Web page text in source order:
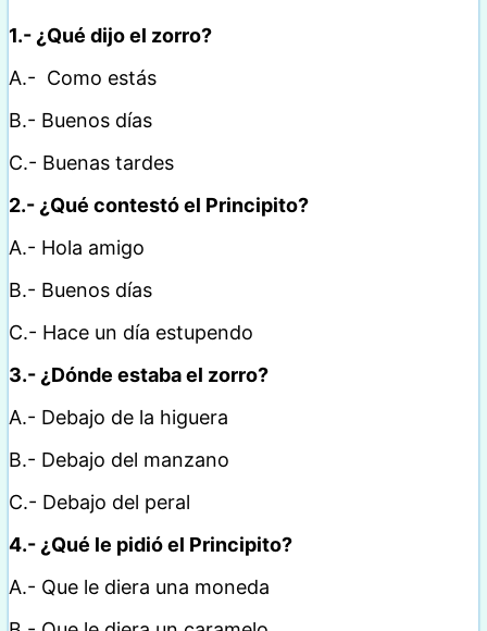
1.- ¿Qué dijo el zorro?
A.- Como estás
B.- Buenos días
C.- Buenas tardes
2.- ¿Qué contestó el Principito?
A.- Hola amigo
B.- Buenos días
C.- Hace un día estupendo
3.- ¿Dónde estaba el zorro?
A.- Debajo de la higuera
B.- Debajo del manzano
C.- Debajo del peral
4.- ¿Qué le pidió el Principito?
A.- Que le diera una moneda